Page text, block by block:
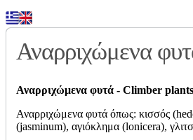
Αναρριχώμενα
Αναρριχώμενα φυτά - Climber plants
Αναρριχώμενα φυτά όπως: κισσός
(jasminum), αγιόκλημα (lonicera),